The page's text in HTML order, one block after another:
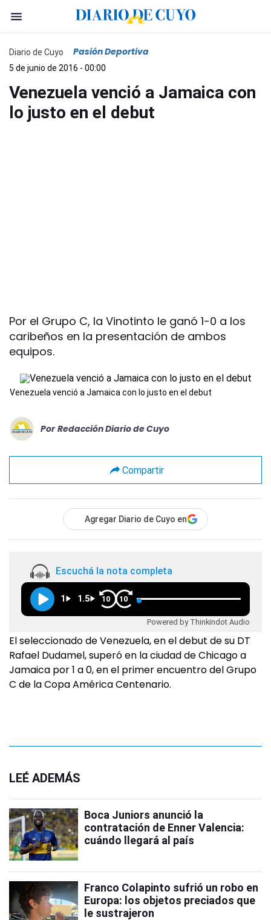
Diario de Cuyo Pasión Deportiva
5 de junio de 2016 - 00:00
Venezuela venció a Jamaica con
lo justo en el debut
Por el Grupo C, la Vinotinto le ganó 1-0 a los
caribeños en la presentación de ambos
equipos.
Venezuela venció a Jamaica con lo justo en el debut
Por Redacción Diario de Cuyo
Compartir
Agregar Diario de Cuyo en
Escuchá la nota completa
1 1.5 10 10
Powered by Thinkindot Audio
El seleccionado de Venezuela, en el debut de su DT
Rafael Dudamel, superó en la ciudad de Chicago a
Jamaica por 1 a 0, en el primer encuentro del Grupo
C de la Copa América Centenario.
LEÉ ADEMÁS
Boca Juniors anunció la
contratación de Enner Valencia:
cuándo llegará al país
Franco Colapinto sufrió un robo en
Europa: los objetos preciados que
le sustrajeron